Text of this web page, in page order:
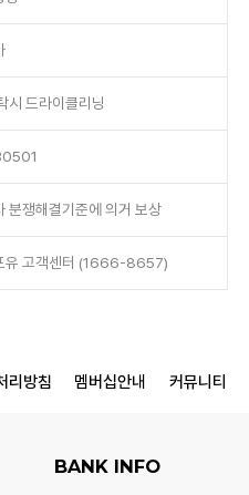
시 드라이클리닝
분쟁해결기준에 의거 보상
유 고객센터 (1666-8657)
리방침 멤버십안내 커뮤니티
BANK INFO